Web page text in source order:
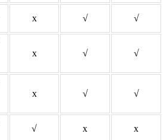
x √ √
x √ √
x √ √
√ x x